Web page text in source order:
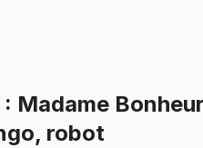
: Madame
robot.